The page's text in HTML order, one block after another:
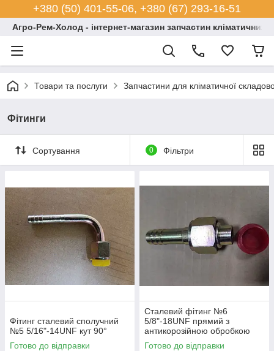
+380 (50) 401-55-06, +380 (67) 293-16-51
Агро-Рем-Холод - інтернет-магазин запчастин кліматичних
Товари та послуги Запчастини для кліматичної
Фітинги
Сортування 0 Фільтри
Фітинг сталевий сполучний
№5 5/16"-14UNF кут 90°
Готово до відправки
Сталевий фітинг №6
5/8"-18UNF прямий з
антикорозійною обробкою
Готово до відправки